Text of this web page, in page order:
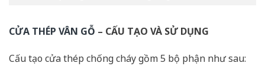
CỬA THÉP VÂN GỖ – CẤU TẠO VÀ SỬ DỤNG
Cấu tạo cửa thép chống cháy gồm 5 bộ phận như sau: